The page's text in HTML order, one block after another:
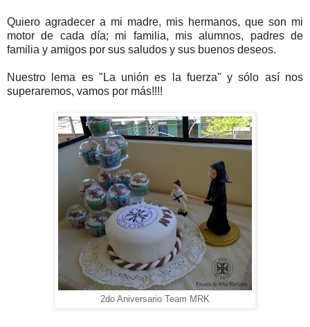
Quiero agradecer a mi madre, mis hermanos, que son mi
motor de cada día; mi familia, mis alumnos, padres de
familia y amigos por sus saludos y sus buenos deseos.
Nuestro lema es "La unión es la fuerza" y sólo así nos
superaremos, vamos por más!!!!
2do Aniversario Team MRK